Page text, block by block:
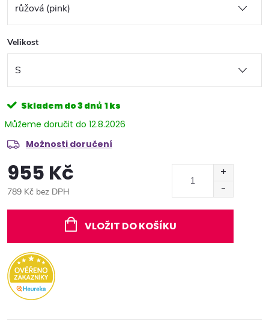
Velikost
Skladem do 3 dnů 1 ks
12.8.2026
Možnosti doručení
955 Kč
789 Kč bez DPH
VLOŽIT DO KOŠÍKU